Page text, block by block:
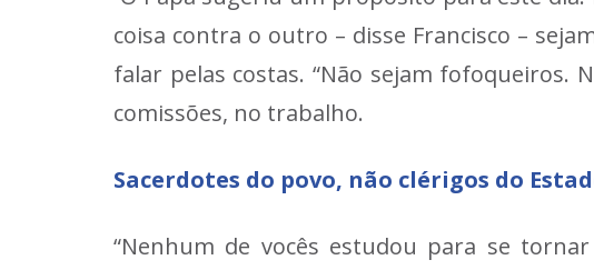
coisa contra o outro – disse Francisco –
falar pelas costas. “Não sejam fofoqueiros.
comissões, no trabalho.
Sacerdotes do povo, não clérigos do
“Nenhum de vocês estudou para se tornar